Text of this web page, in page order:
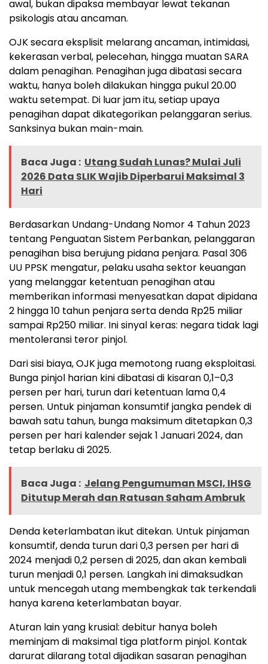
awal, bukan dipaksa membayar lewat tekanan
psikologis atau ancaman.
OJK secara eksplisit melarang ancaman, intimidasi,
kekerasan verbal, pelecehan, hingga muatan SARA
dalam penagihan. Penagihan juga dibatasi secara
waktu, hanya boleh dilakukan hingga pukul 20.00
waktu setempat. Di luar jam itu, setiap upaya
penagihan dapat dikategorikan pelanggaran serius.
Sanksinya bukan main-main.
Baca Juga : Utang Sudah Lunas? Mulai Juli
2026 Data SLIK Wajib Diperbarui Maksimal 3
Hari
Berdasarkan Undang-Undang Nomor 4 Tahun 2023
tentang Penguatan Sistem Perbankan, pelanggaran
penagihan bisa berujung pidana penjara. Pasal 306
UU PPSK mengatur, pelaku usaha sektor keuangan
yang melanggar ketentuan penagihan atau
memberikan informasi menyesatkan dapat dipidana
2 hingga 10 tahun penjara serta denda Rp25 miliar
sampai Rp250 miliar. Ini sinyal keras: negara tidak lagi
mentoleransi teror pinjol.
Dari sisi biaya, OJK juga memotong ruang eksploitasi.
Bunga pinjol harian kini dibatasi di kisaran 0,1–0,3
persen per hari, turun dari ketentuan lama 0,4
persen. Untuk pinjaman konsumtif jangka pendek di
bawah satu tahun, bunga maksimum ditetapkan 0,3
persen per hari kalender sejak 1 Januari 2024, dan
tetap berlaku di 2025.
Baca Juga : Jelang Pengumuman MSCI, IHSG
Ditutup Merah dan Ratusan Saham Ambruk
Denda keterlambatan ikut ditekan. Untuk pinjaman
konsumtif, denda turun dari 0,3 persen per hari di
2024 menjadi 0,2 persen di 2025, dan akan kembali
turun menjadi 0,1 persen. Langkah ini dimaksudkan
untuk mencegah utang membengkak tak terkendali
hanya karena keterlambatan bayar.
Aturan lain yang krusial: debitur hanya boleh
meminjam di maksimal tiga platform pinjol. Kontak
darurat dilarang total dijadikan sasaran penagihan